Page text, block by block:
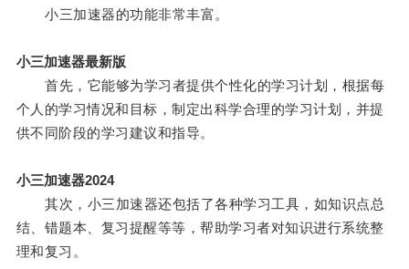
小三加速器的功能非常丰富。
小三加速器最新版
首先，它能够为学习者提供个性化的学习计划，根据每
个人的学习情况和目标，制定出科学合理的学习计划，并提
供不同阶段的学习建议和指导。
小三加速器2024
其次，小三加速器还包括了各种学习工具，如知识点总
结、错题本、复习提醒等等，帮助学习者对知识进行系统整
理和复习。